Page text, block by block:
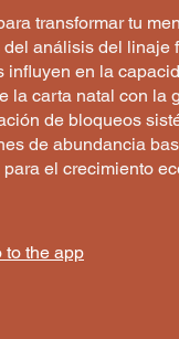
transformar tu
análisis del linaje
influyen en la
la carta natal con la
de bloqueos
de abundancia
el crecimiento
to the app